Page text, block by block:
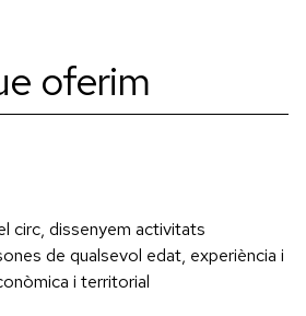
oferim
circ, dissenyem activitats
de qualsevol edat, experiència i
i territorial